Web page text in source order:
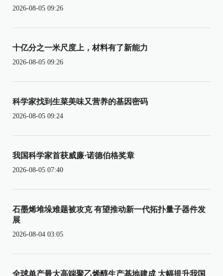
2026-08-05 09:26
十亿分之一米尺度上，材料有了新能力
2026-08-05 09:26
科学家找到生菜美味又营养的基因密码
2026-08-05 09:24
我国科学家首获威廉·诺德伯格奖章
2026-08-05 07:40
石墨烯堆垛难题被攻克 有望推动新一代拓扑量子器件发
展
2026-08-04 03:05
全球单产最大高端聚乙烯醇生产基地建成 大幅提升我国